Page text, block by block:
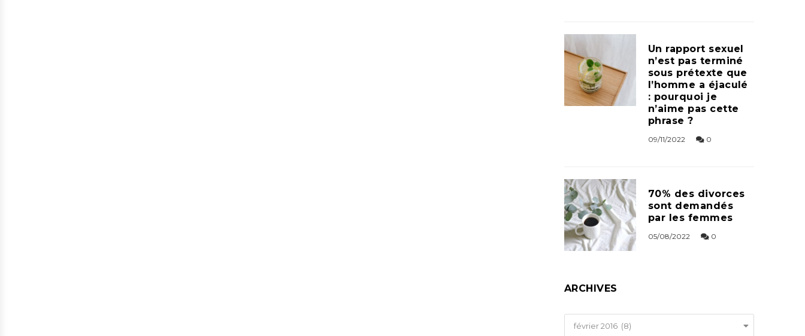
Un rapport sexuel
n’est pas terminé
sous prétexte que
l’homme a éjaculé
: pourquoi je
n’aime pas cette
phrase ?
09/11/2022 0
70% des divorces
sont demandés
par les femmes
05/08/2022 0
ARCHIVES
Archives
février 2016 (8)